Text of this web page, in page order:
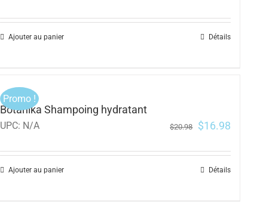
Ajouter au panier Détails
Promo !
Botanika Shampoing hydratant
UPC: N/A $20.98 $16.98
Ajouter au panier Détails